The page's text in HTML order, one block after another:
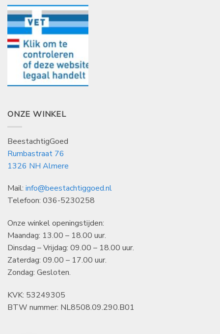
ONZE WINKEL
BeestachtigGoed
Rumbastraat 76
1326 NH Almere
Mail: info@beestachtiggoed.nl
Telefoon: 036-5230258
Onze winkel openingstijden:
Maandag: 13.00 – 18.00 uur.
Dinsdag – Vrijdag: 09.00 – 18.00 uur.
Zaterdag: 09.00 – 17.00 uur.
Zondag: Gesloten.
KVK: 53249305
BTW nummer: NL8508.09.290.B01